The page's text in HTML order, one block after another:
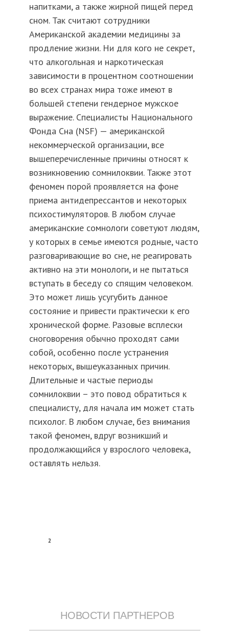
напитками, а также жирной пищей перед
сном. Так считают сотрудники
Американской академии медицины за
продление жизни. Ни для кого не секрет,
что алкогольная и наркотическая
зависимости в процентном соотношении
во всех странах мира тоже имеют в
большей степени гендерное мужское
выражение. Специалисты Национального
Фонда Сна (NSF) — американской
некоммерческой организации, все
вышеперечисленные причины относят к
возникновению сомнилоквии. Также этот
феномен порой проявляется на фоне
приема антидепрессантов и некоторых
психостимуляторов. В любом случае
американские сомнологи советуют людям,
у которых в семье имеются родные, часто
разговаривающие во сне, не реагировать
активно на эти монологи, и не пытаться
вступать в беседу со спящим человеком.
Это может лишь усугубить данное
состояние и привести практически к его
хронической форме. Разовые всплески
сноговорения обычно проходят сами
собой, особенно после устранения
некоторых, вышеуказанных причин.
Длительные и частые периоды
сомнилоквии – это повод обратиться к
специалисту, для начала им может стать
психолог. В любом случае, без внимания
такой феномен, вдруг возникший и
продолжающийся у взрослого человека,
оставлять нельзя.
2
НОВОСТИ ПАРТНЕРОВ